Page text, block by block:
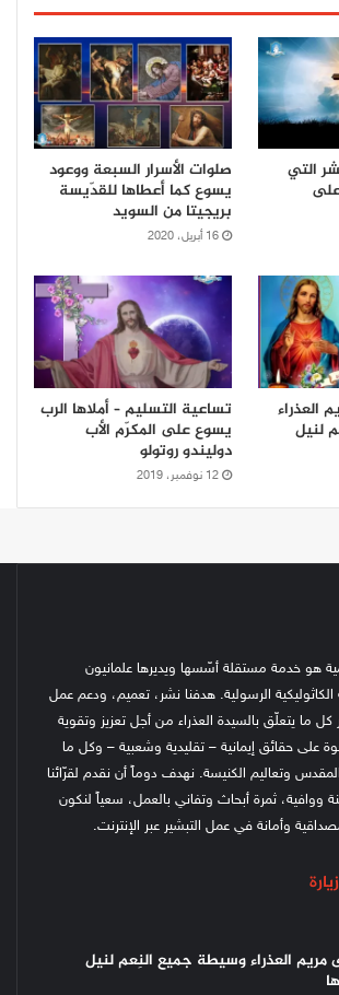
التي
صلوات الأسرار السبعة ووعود
يسوع كما أعطاها للقدّيسة
بريجيتا من السويد
16 أبريل، 2020
العذراء
لنيل
تساعية التسليم – أملاها الرب
يسوع على المكرّم الأب
دوليندو روتولو
12 نوفمبر، 2019
هو خدمة مستقلة أسّسها ويديرها علمانيون
الكاثوليكية الرسولية. هدفنا نشر، تعميم، ودعم عمل
ما يتعلّق بالسيدة العذراء من أجل تعزيز وتقوية
على حقائق إيمانية – تقليدية وشعبية – وكل ما
وتعاليم الكنيسة. نهدف دوماً أن نقدم لقرّائنا
ووافية، ثمرة أبحاث وتفاني بالعمل، سعياً لنكون
وأمانة في عمل التبشير عبر الإنترنت.
مريم العذراء وسيطة جميع النِعم لنيل